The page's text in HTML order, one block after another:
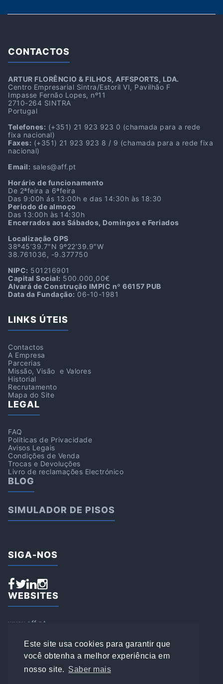
Este site usa cookies para garantir que
você obtenha a melhor experiência em
nosso site. Saber mais
CONTACTOS
ARTUR FLORÊNCIO & FILHOS, AFFSPORTS, LDA.
Centro Empresarial Sintra/Estoril VI, Pavilhão F
Impasse Fernão Lopes, nº11
2710-264 SINTRA
Portugal
Telefones: (+351) 21 923 923 0 (chamada para a rede
fixa nacional)
Faxes: (+351) 21 923 923 8 / 9 (chamada para a rede fixa
nacional)
Email: sales@aff.pt
Horário de funcionamento
De 2ªfeira a 6ªfeira
Das 9:00h ás 13:00h e das 14:30h às 18:30
Periodo de almoço
Das 13:00h às 14:30h
Encerrados aos Sábados, Domingos e Feriados
Localização GPS
38º45’39.7″N 9º22’39.9″W
38.761036, -9.377750
NIPC: 501216901
Capital Social: 500.000,00€
Alvará de Construção IMPIC nº 66157 PUB
Data da Fundação: 06-10-1981
LINKS ÚTEIS
Contactos
A Empresa
Parcerias
Missão, Visão e Valores
Historial
Recrutamento
Mapa do Site
LEGAL
FAQ
Politicas de Privacidade
Avisos Legais
Condições de Venda
Trocas e Devoluções
Livro de reclamações Electrónico
BLOG
SIMULADOR DE PISOS
SIGA-NOS
WEBSITES
www.aff.pt
www.loja.affsports.pt
PESQUISAR